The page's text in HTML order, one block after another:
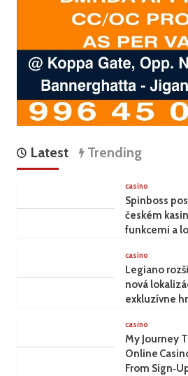
Latest Trending
casino
Spinboss
českém
funkcemi a
casino
Legiano
nová
exkluzívne
casino
My Journey
Online
From